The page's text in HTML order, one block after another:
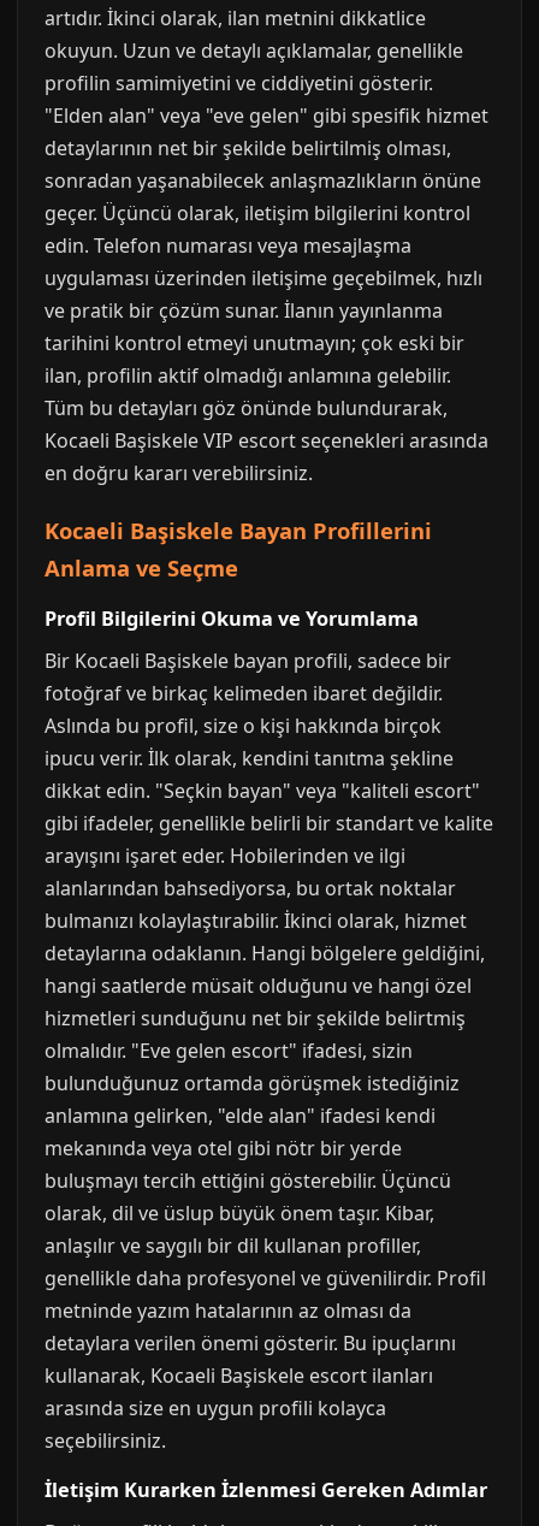
artıdır. İkinci olarak, ilan metnini dikkatlice
okuyun. Uzun ve detaylı açıklamalar, genellikle
profilin samimiyetini ve ciddiyetini gösterir.
"Elden alan" veya "eve gelen" gibi spesifik hizmet
detaylarının net bir şekilde belirtilmiş olması,
sonradan yaşanabilecek anlaşmazlıkların önüne
geçer. Üçüncü olarak, iletişim bilgilerini kontrol
edin. Telefon numarası veya mesajlaşma
uygulaması üzerinden iletişime geçebilmek, hızlı
ve pratik bir çözüm sunar. İlanın yayınlanma
tarihini kontrol etmeyi unutmayın; çok eski bir
ilan, profilin aktif olmadığı anlamına gelebilir.
Tüm bu detayları göz önünde bulundurarak,
Kocaeli Başiskele VIP escort seçenekleri arasında
en doğru kararı verebilirsiniz.
Kocaeli Başiskele Bayan Profillerini
Anlama ve Seçme
Profil Bilgilerini Okuma ve Yorumlama
Bir Kocaeli Başiskele bayan profili, sadece bir
fotoğraf ve birkaç kelimeden ibaret değildir.
Aslında bu profil, size o kişi hakkında birçok
ipucu verir. İlk olarak, kendini tanıtma şekline
dikkat edin. "Seçkin bayan" veya "kaliteli escort"
gibi ifadeler, genellikle belirli bir standart ve kalite
arayışını işaret eder. Hobilerinden ve ilgi
alanlarından bahsediyorsa, bu ortak noktalar
bulmanızı kolaylaştırabilir. İkinci olarak, hizmet
detaylarına odaklanın. Hangi bölgelere geldiğini,
hangi saatlerde müsait olduğunu ve hangi özel
hizmetleri sunduğunu net bir şekilde belirtmiş
olmalıdır. "Eve gelen escort" ifadesi, sizin
bulunduğunuz ortamda görüşmek istediğiniz
anlamına gelirken, "elde alan" ifadesi kendi
mekanında veya otel gibi nötr bir yerde
buluşmayı tercih ettiğini gösterebilir. Üçüncü
olarak, dil ve üslup büyük önem taşır. Kibar,
anlaşılır ve saygılı bir dil kullanan profiller,
genellikle daha profesyonel ve güvenilirdir. Profil
metninde yazım hatalarının az olması da
detaylara verilen önemi gösterir. Bu ipuçlarını
kullanarak, Kocaeli Başiskele escort ilanları
arasında size en uygun profili kolayca
seçebilirsiniz.
İletişim Kurarken İzlenmesi Gereken Adımlar